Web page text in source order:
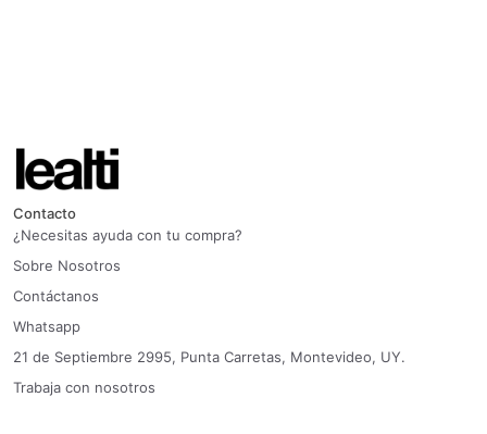
Contacto
¿Necesitas ayuda con tu compra?
Sobre Nosotros
Contáctanos
Whatsapp
21 de Septiembre 2995, Punta Carretas, Montevideo, UY.
Trabaja con nosotros